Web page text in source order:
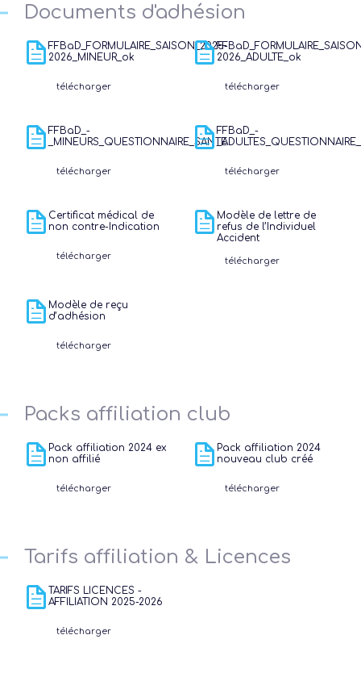
Documents d'adhésion
FFBaD_FORMULAIRE_SAISON_2025-
2026_MINEUR_ok
télécharger
2026_ADULTE_ok
télécharger
FFBaD_-
_MINEURS_QUESTIONNAIRE_SANTE
télécharger
FFBaD_-
télécharger
Certificat médical de
non contre-Indication
télécharger
Modèle de lettre de
refus de l’Individuel
Accident
télécharger
Modèle de reçu
d’adhésion
télécharger
Packs affiliation club
Pack affiliation 2024 ex
non affilié
télécharger
Pack affiliation 2024
nouveau club créé
télécharger
Tarifs affiliation & Licences
TARIFS LICENCES -
AFFILIATION 2025-2026
télécharger